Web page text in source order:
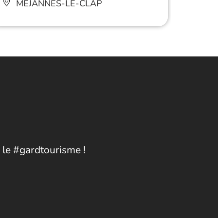
MÉJANNES-LE-CLAP
#gardtourisme !